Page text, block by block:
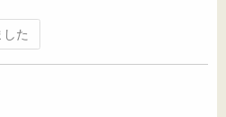
た